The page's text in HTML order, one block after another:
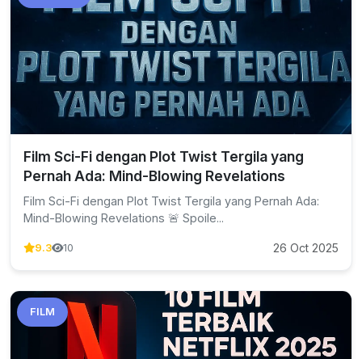
Film Sci-Fi dengan Plot Twist Tergila yang
Pernah Ada: Mind-Blowing Revelations
Film Sci-Fi dengan Plot Twist Tergila yang Pernah Ada:
Mind-Blowing Revelations 🚨 Spoile...
9.3 10 26 Oct 2025
FILM